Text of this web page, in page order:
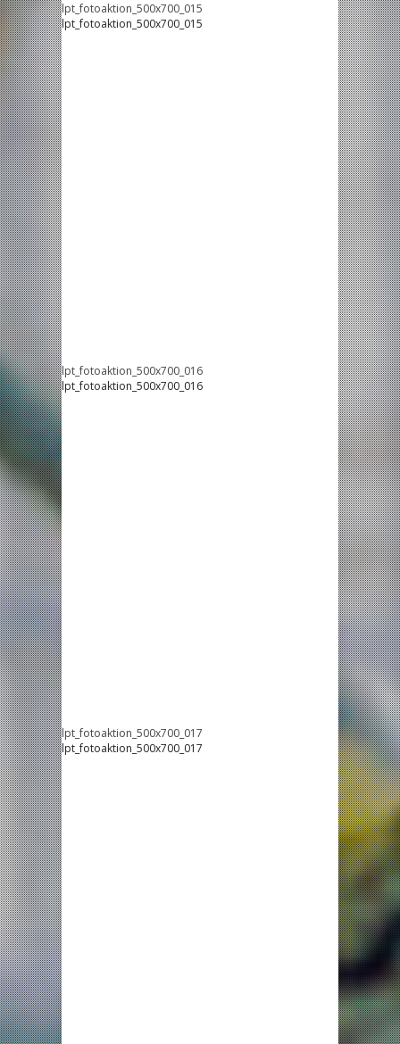
lpt_fotoaktion_500x700_015
lpt_fotoaktion_500x700_015
lpt_fotoaktion_500x700_016
lpt_fotoaktion_500x700_016
lpt_fotoaktion_500x700_017
lpt_fotoaktion_500x700_017